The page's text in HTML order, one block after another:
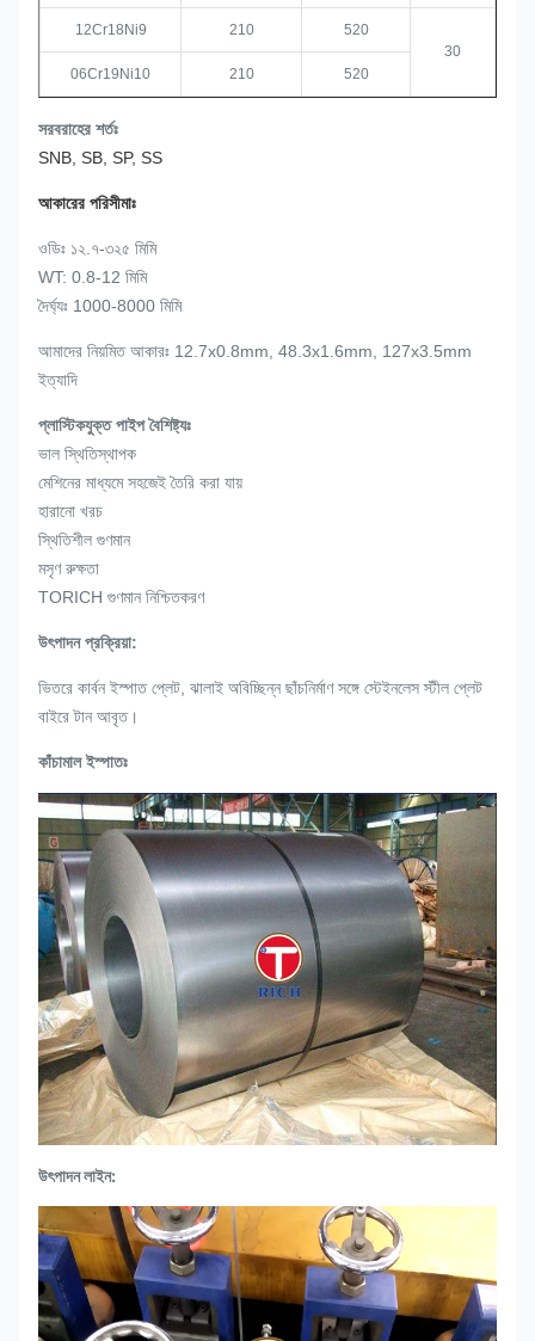
12Cr18Ni9 210
520
30
06Cr19Ni10
210 520
সরবরাহের শর্তঃ
SNB, SB, SP, SS
আকারের পরিসীমাঃ
ওডিঃ ১২.৭-৩২৫ মিমি
WT: 0.8-12 মিমি
দৈর্ঘ্যঃ 1000-8000 মিমি
আমাদের নিয়মিত আকারঃ 12.7x0.8mm, 48.3x1.6mm, 127x3.5mm
ইত্যাদি
প্লাস্টিকযুক্ত পাইপ বৈশিষ্ট্যঃ
ভাল স্থিতিস্থাপক
মেশিনের মাধ্যমে সহজেই তৈরি করা যায়
হারানো খরচ
স্থিতিশীল গুণমান
মসৃণ রুক্ষতা
TORICH গুণমান নিশ্চিতকরণ
উৎপাদন প্রক্রিয়া:
ভিতরে কার্বন ইস্পাত প্লেট, ঝালাই অবিচ্ছিন্ন ছাঁচনির্মাণ সঙ্গে স্টেইনলেস স্টীল প্লেট
বাইরে টান আবৃত।
কাঁচামাল ইস্পাতঃ
উৎপাদন লাইন: